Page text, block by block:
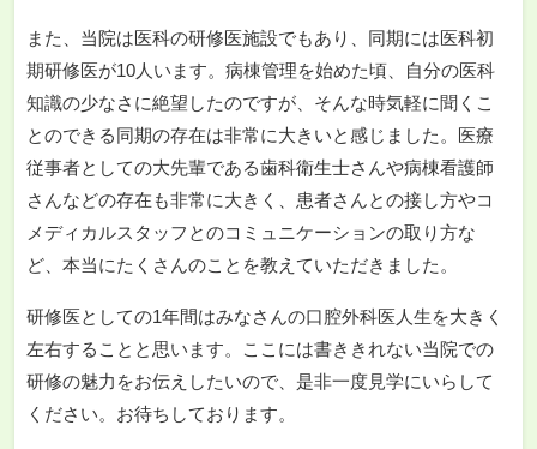
また、当院は医科の研修医施設でもあり、同期には医科初
期研修医が10人います。病棟管理を始めた頃、自分の医科
知識の少なさに絶望したのですが、そんな時気軽に聞くこ
とのできる同期の存在は非常に大きいと感じました。医療
従事者としての大先輩である歯科衛生士さんや病棟看護師
さんなどの存在も非常に大きく、患者さんとの接し方やコ
メディカルスタッフとのコミュニケーションの取り方な
ど、本当にたくさんのことを教えていただきました。
研修医としての1年間はみなさんの口腔外科医人生を大きく
左右することと思います。ここには書ききれない当院での
研修の魅力をお伝えしたいので、是非一度見学にいらして
ください。お待ちしております。